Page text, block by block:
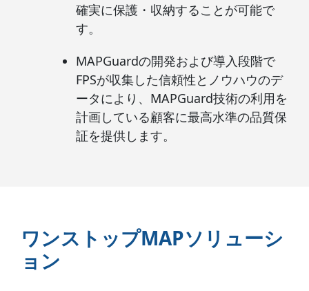
確実に保護・収納することが可能で
す。
MAPGuardの開発および導入段階で
FPSが収集した信頼性とノウハウのデ
ータにより、MAPGuard技術の利用を
計画している顧客に最高水準の品質保
証を提供します。
ワンストップMAPソリューシ
ョン